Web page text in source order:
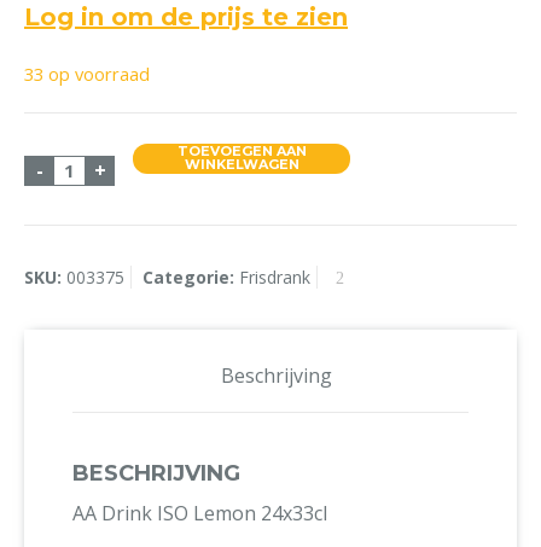
Log in om de prijs te zien
33 op voorraad
- AA Drink ISO Lemon 24x33cl aantal
+
TOEVOEGEN AAN
WINKELWAGEN
SKU: 003375 Categorie: Frisdrank
Beschrijving
BESCHRIJVING
AA Drink ISO Lemon 24x33cl